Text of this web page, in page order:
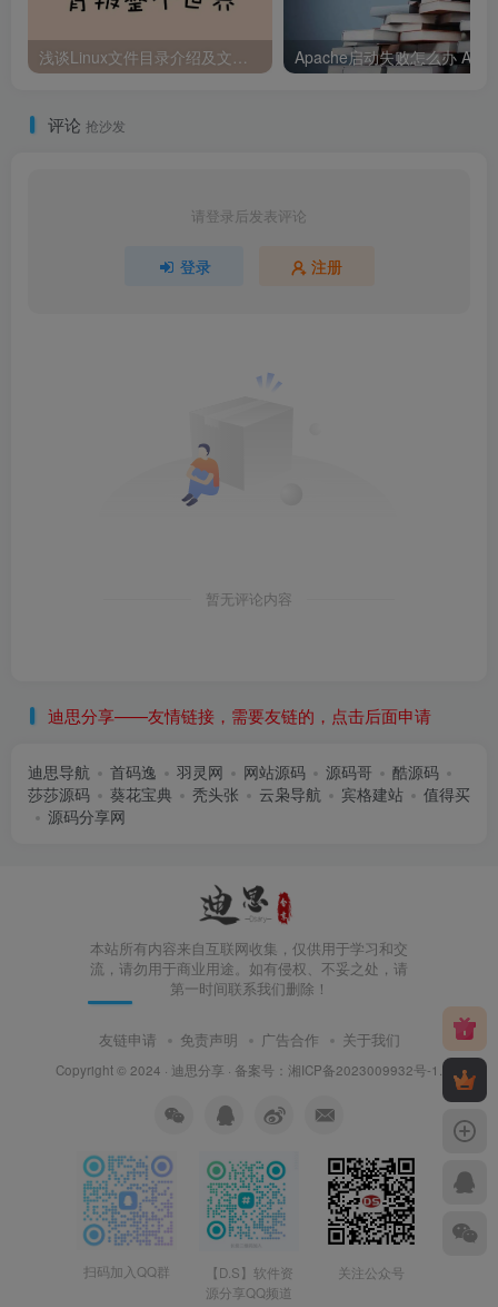
浅谈Linux文件目录介绍及文件颜色区别
评论 抢沙发
请登录后发表评论
登录 注册
暂无评论内容
迪思分享——友情链接，需要友链的，点击后面申请
迪思导航 首码逸 羽灵网 网站源码 源码哥
酷源码
莎莎源码
葵花宝典 秃头张 云枭导航 宾格建站
值得买
源码分享网
本站所有内容来自互联网收集，仅供用于学习和交
流，请勿用于商业用途。如有侵权、不妥之处，请
第一时间联系我们删除！
友链申请 免责声明 广告合作 关于我们
Copyright © 2024 · 迪思分享 · 备案号： 湘ICP备2023009932号-1 .
扫码加入QQ群
【D.S】软件资
源分享QQ频道
关注公众号